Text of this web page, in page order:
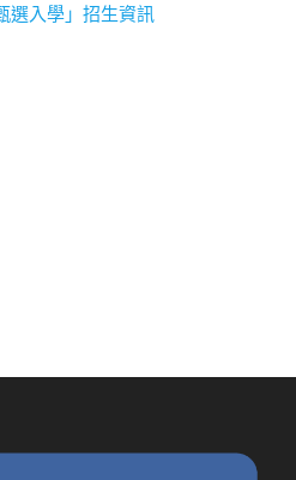
選入學」招生資訊